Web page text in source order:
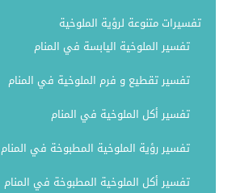
تفسيرات متنوعة لرؤية الملوخية
تفسير الملوخية اليابسة في المنام
تفسير تقطيع و فرم الملوخية في المنام
تفسير أكل الملوخية في المنام
تفسير رؤية الملوخية المطبوخة في المنام
تفسير أكل الملوخية المطبوخة في المنام